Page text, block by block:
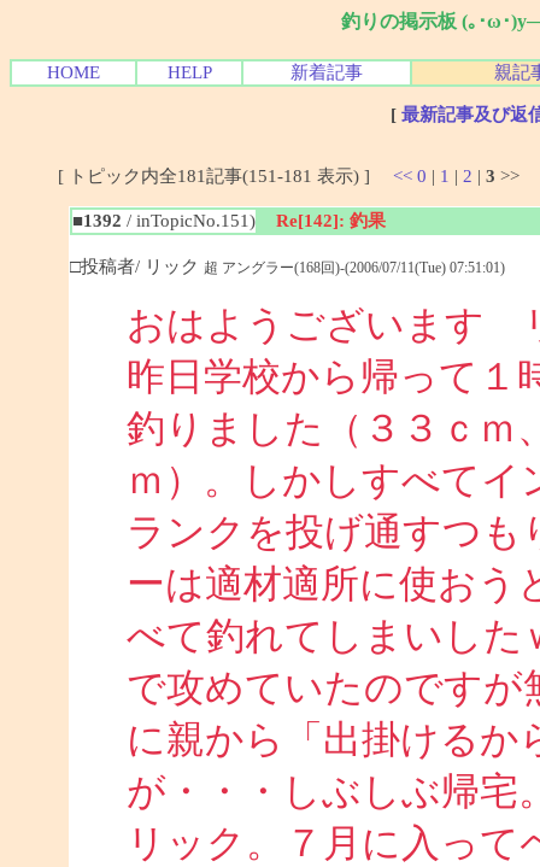
釣りの掲示板 (｡･ω･
HOME HELP 新着記事 親記
[ 最新記事及び返
[ トピック内全181記事(151-181 表示) ] << 0 | 1 | 2 | 3 >>
■1392 / inTopicNo.151) Re[142]: 釣果
□投稿者/ リック 超 アングラー(168回)-(2006/07/11(Tue) 07:51:01)
おはようございます
昨日学校から帰って１
釣りました（３３ｃｍ
ｍ）。しかしすべて
ランクを投げ通すつ
ーは適材適所に使おう
べて釣れてしまいした
で攻めていたのですが
に親から「出掛けるか
が・・・しぶしぶ帰宅
リック。７月に入っ